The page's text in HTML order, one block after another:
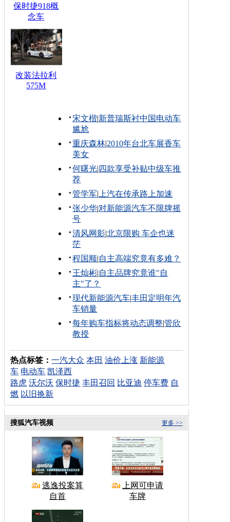
保时捷918概
念车
改装法拉利
575M
宋文楷|新普瑞斯衬中国电动车
尴尬
重庆森林|2010年台北车展香车
美女
何曙光| 四款享受补贴中级车推
荐
管学军| 上汽在传承路上加速
张少华|对新能源汽车不限牌摇
号
清风网影|北京限购 车企也迷
茫
程国顺|自主高端究竟有多难？
王灿彬|自主品牌究竟谁"自
主"了？
现代新能源汽车|丰田定明年汽
车销量
每年购车指标将动态调整|管欣
教授
热点标签：一汽大众 本田 油价上涨 新能源
车 电动车 凯泽西
路虎 沃尔沃 保时捷 丰田召回 比亚迪 停车费 自
燃 以旧换新
更多 >>
搜狐汽车视频
逃逸投案算
自首
上网可申请
车牌